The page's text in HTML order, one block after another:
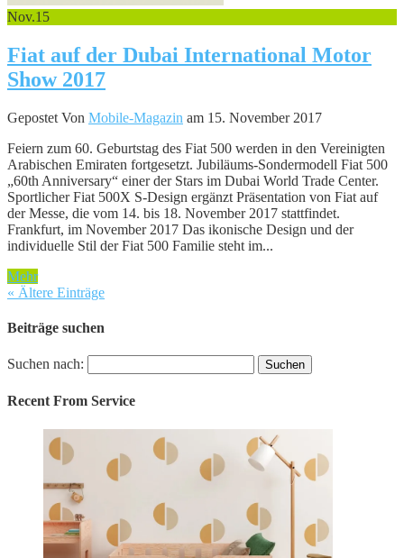
Nov.15
Fiat auf der Dubai International Motor
Show 2017
Gepostet Von Mobile-Magazin am 15. November 2017
Feiern zum 60. Geburtstag des Fiat 500 werden in den Vereinigten
Arabischen Emiraten fortgesetzt. Jubiläums-Sondermodell Fiat 500
„60th Anniversary“ einer der Stars im Dubai World Trade Center.
Sportlicher Fiat 500X S-Design ergänzt Präsentation von Fiat auf
der Messe, die vom 14. bis 18. November 2017 stattfindet.
Frankfurt, im November 2017 Das ikonische Design und der
individuelle Stil der Fiat 500 Familie steht im...
Mehr
« Ältere Einträge
Beiträge suchen
Suchen nach:
Recent From Service